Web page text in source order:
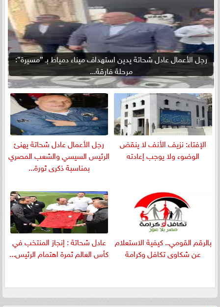
رجل الأعمال عادل شحاتة يدين استهداف ميناء دمياط بـ ”مسيرة”:
مرحلة فارقة...
الإفتاء: نزيف الأنف لا ينقض
الوضوء ولا يوجب إعادته
رجل الأعمال عادل شحاتة يهنئ
الرئيس السيسي والشعب المصري
بمناسبة ذكرى ثورة...
بالرقم القومي.. كيفية الاستعلام
عن شكاوى تكافل وكرامة
عادل شحاتة : إنجاز المنتخب في
كأس العالم ثمرة اهتمام الرئيس...